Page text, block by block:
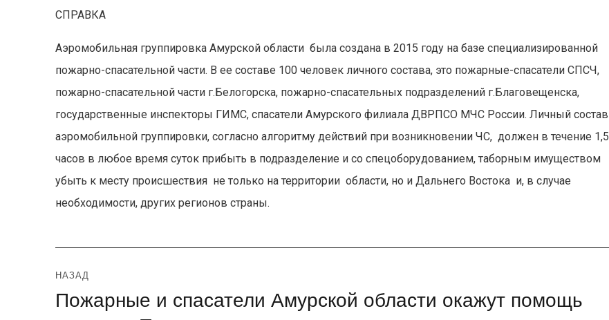
СПРАВКА
Аэромобильная группировка Амурской области была создана в 2015 году на базе специализированной
пожарно-спасательной части. В ее составе 100 человек личного состава, это пожарные-спасатели СПСЧ,
пожарно-спасательной части г.Белогорска, пожарно-спасательных подразделений г.Благовещенска,
государственные инспекторы ГИМС, спасатели Амурского филиала ДВРПСО МЧС России. Личный состав
аэромобильной группировки, согласно алгоритму действий при возникновении ЧС, должен в течение 1,5
часов в любое время суток прибыть в подразделение и со спецоборудованием, таборным имуществом
убыть к месту происшествия не только на территории области, но и Дальнего Востока и, в случае
необходимости, других регионов страны.
Навигация
по
НАЗАД
Предыдущая
Пожарные и спасатели Амурской области окажут помощь